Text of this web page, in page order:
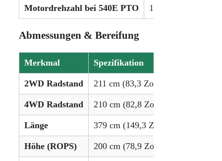
Motordrehzahl bei 540E PTO 1.592 U/min
Abmessungen & Bereifung
Merkmal Spezifikation
2WD Radstand 211 cm (83,3 Zoll)
4WD Radstand 210 cm (82,8 Zoll)
Länge 379 cm (149,3 Zoll)
Höhe (ROPS) 200 cm (78,9 Zoll)